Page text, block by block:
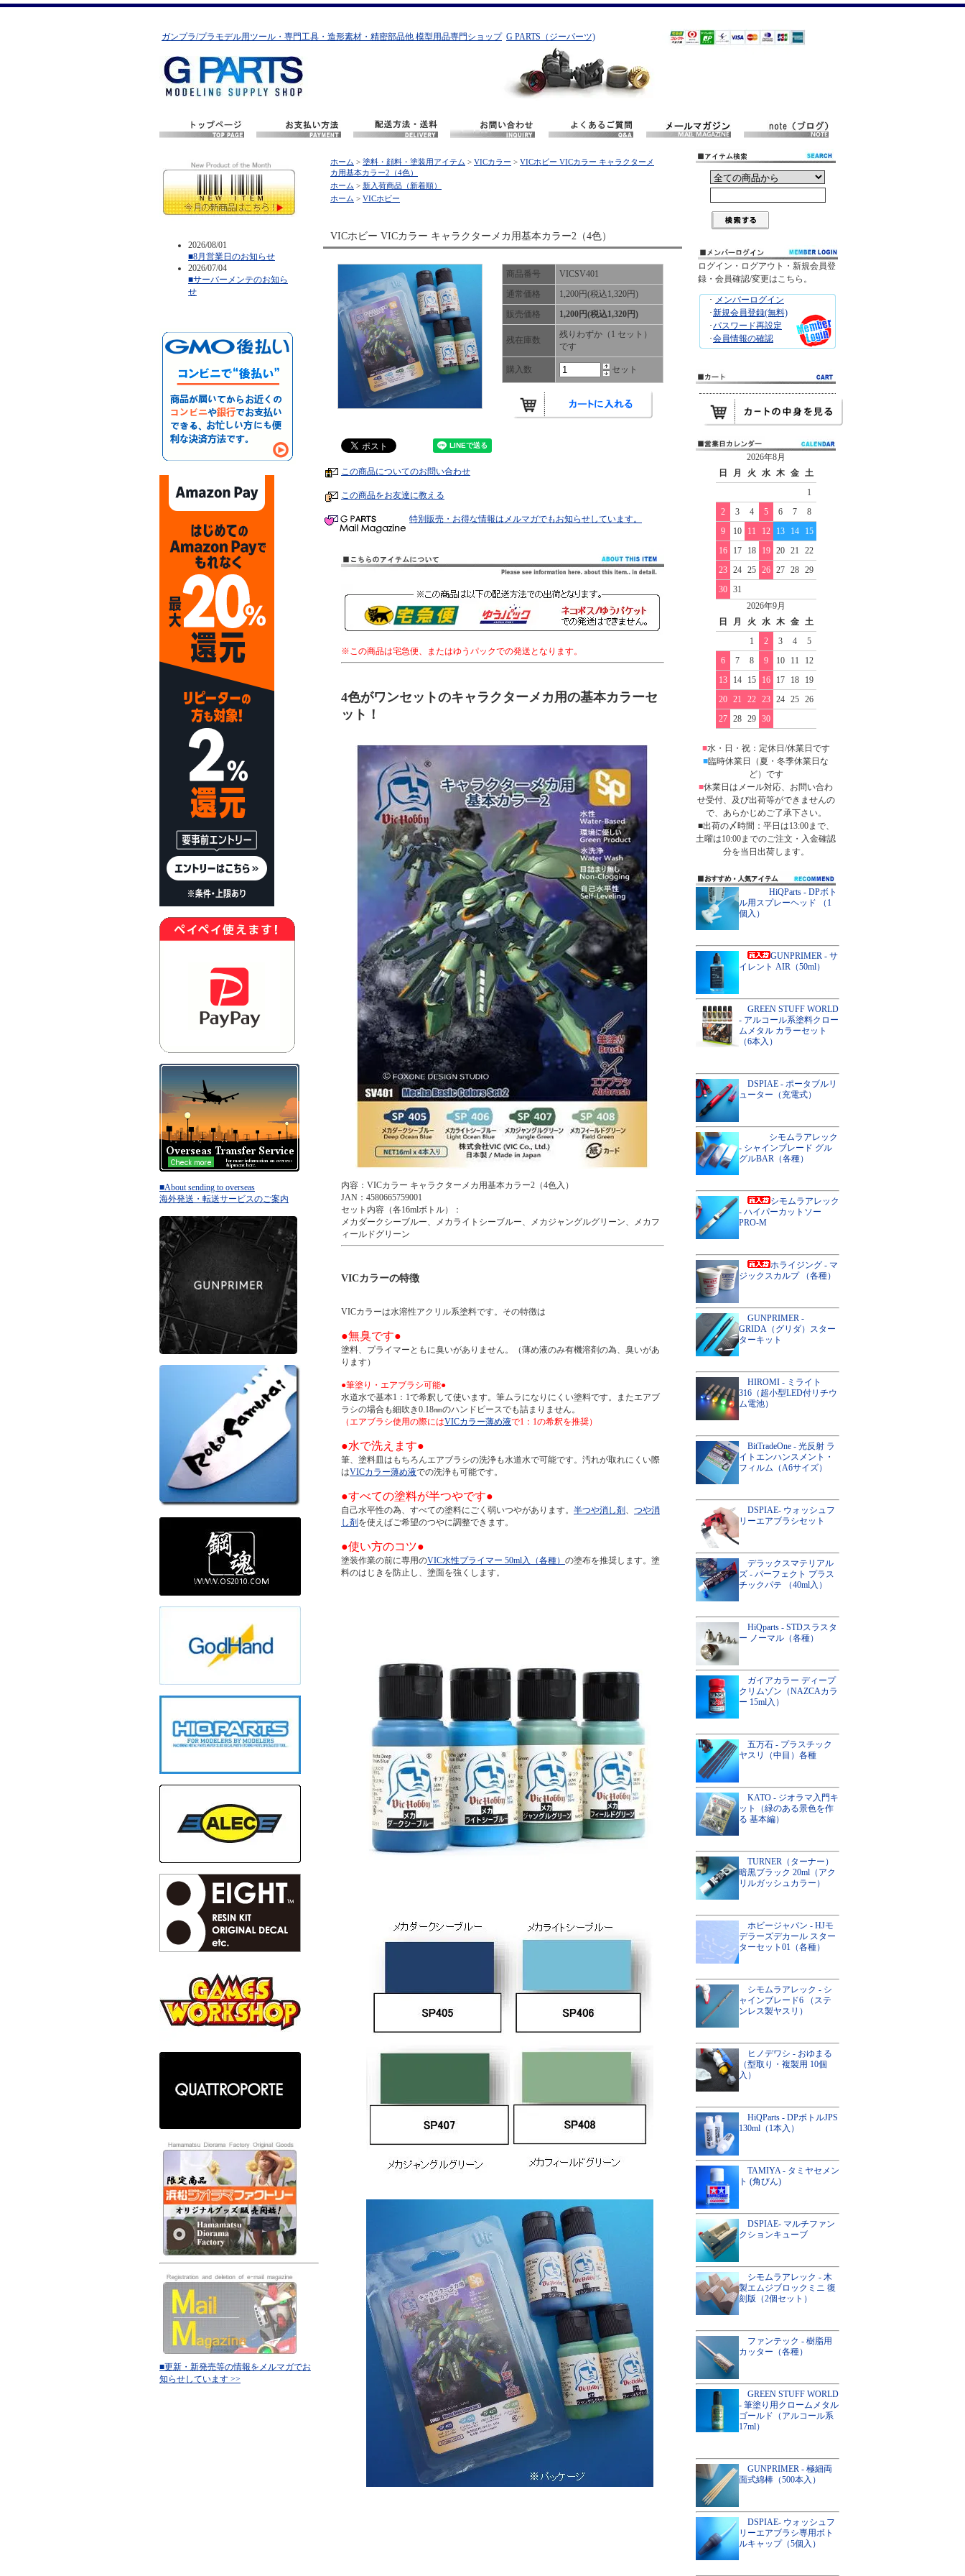
ガンプラ/プラモデル用ツール・専門工具・造形素材・精密部品他 模型用品専門ショップ G PARTS（ジーパーツ)
2026/08/01
■8月営業日のお知らせ
2026/07/04
■サーバーメンテのお知ら
せ
■About sending to overseas
海外発送・転送サービスのご案内
■更新・新発売等の情報をメルマガでお
知らせしています >>
ホーム > 塗料・顔料・塗装用アイテム > VICカラー > VICホビー VICカラー キャラクターメ
カ用基本カラー2（4色）
ホーム > 新入荷商品（新着順）
ホーム > VICホビー
VICホビー VICカラー キャラクターメカ用基本カラー2（4色）
商品番号
VICSV401
通常価格
1,200円(税込1,320円)
販売価格
1,200円(税込1,320円)
残在庫数
残りわずか（1 セット）
です
購入数 セット
この商品についてのお問い合わせ
この商品をお友達に教える
特別販売・お得な情報はメルマガでもお知らせしています。
※この商品は宅急便、またはゆうパックでの発送となります。
4色がワンセットのキャラクターメカ用の基本カラーセ
ット！
内容：VICカラー キャラクターメカ用基本カラー2（4色入）
JAN：4580665759001
セット内容（各16mlボトル）：
メカダークシーブルー、メカライトシーブルー、メカジャングルグリーン、メカフ
ィールドグリーン
VICカラーの特徴
VICカラーは水溶性アクリル系塗料です。その特徴は
●無臭です●
塗料、プライマーともに臭いがありません。（薄め液のみ有機溶剤の為、臭いがあ
ります）
●筆塗り・エアブラシ可能●
水道水で基本1：1で希釈して使います。筆ムラになりにくい塗料です。またエアブ
ラシの場合も細吹き0.18㎜のハンドピースでも詰まりません。
（エアブラシ使用の際にはVICカラー薄め液で1：1の希釈を推奨）
●水で洗えます●
筆、塗料皿はもちろんエアブラシの洗浄も水道水で可能です。汚れが取れにくい際
はVICカラー薄め液での洗浄も可能です。
●すべての塗料が半つやです●
自己水平性の為、すべての塗料にごく弱いつやがあります。 半つや消し剤 、 つや消
し剤 を使えばご希望のつやに調整できます。
●使い方のコツ●
塗装作業の前に専用のVIC水性プライマー 50ml入（各種） の塗布を推奨します。塗
料のはじきを防止し、塗面を強くします。
ログイン・ログアウト・新規会員登
録・会員確認/変更はこちら。
･ メンバーログイン
･新規会員登録(無料)
･パスワード再設定
･会員情報の確認
2026年8月
日
月 火 水 木 金
土
1
2
3 4 5 6 7
8
9
10 11 12 13 14
15
16
17 18 19 20 21
22
23
24 25 26 27 28
29
30
31
2026年9月
日
月 火 水 木 金
土
1
2 3 4
5
6
7 8 9 10 11
12
13
14 15 16 17 18
19
20
21 22 23 24 25
26
27
28 29 30
■水・日・祝：定休日/休業日です
■臨時休業日（夏・冬季休業日な
ど）です
■休業日はメール対応、お問い合わ
せ受付、及び出荷等ができませんの
で、あらかじめご了承下さい。
■出荷の〆時間：平日は13:00まで、
土曜は10:00までのご注文・入金確認
分を当日出荷します。
HiQParts - DPボト
ル用スプレーヘッド （1
個入）
GUNPRIMER - サ
イレント AIR（50ml）
GREEN STUFF WORLD
- アルコール系塗料クロー
ムメタル カラーセット
（6本入）
DSPIAE - ポータブルリ
ューター（充電式）
シモムラアレック
- シャインブレード グル
グルBAR（各種）
シモムラアレック
- ハイパーカットソー
PRO-M
ホライジング - マ
ジックスカルプ （各種）
GUNPRIMER -
GRIDA（グリダ）スター
ターキット
HIROMI - ミライト
316（超小型LED付リチウ
ム電池）
BitTradeOne - 光反射 ラ
イトエンハンスメント・
フィルム（A6サイズ）
DSPIAE- ウォッシュフ
リーエアブラシセット
デラックスマテリアル
ズ - パーフェクト プラス
チックパテ （40ml入）
HiQparts - STDスラスタ
ー ノーマル（各種）
ガイアカラー ディープ
クリムゾン（NAZCAカラ
ー 15ml入）
五万石 - プラスチック
ヤスリ（中目）各種
KATO - ジオラマ入門キ
ット（緑のある景色を作
る 基本編）
TURNER（ターナー）
暗黒ブラック 20ml（アク
リルガッシュカラー）
ホビージャパン - HJモ
デラーズデカール スター
ターセット01（各種）
シモムラアレック - シ
ャインブレード6 （ステ
ンレス製ヤスリ）
ヒノデワシ - おゆまる
（型取り・複製用 10個
入）
HiQParts - DPボトルJPS
130ml（1本入）
TAMIYA - タミヤセメン
ト (角びん)
DSPIAE- マルチファン
クションキューブ
シモムラアレック - 木
製エムジブロックミニ 復
刻版（2個セット）
ファンテック - 樹脂用
カッター（各種）
GREEN STUFF WORLD
- 筆塗り用クロームメタル
ゴールド（アルコール系
17ml）
GUNPRIMER - 極細両
面式綿棒（500本入）
DSPIAE- ウォッシュフ
リーエアブラシ専用ボト
ルキャップ（5個入）